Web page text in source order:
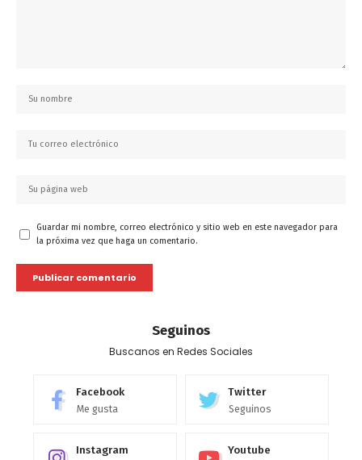
Guardar mi nombre, correo electrónico y sitio web en este navegador para
la próxima vez que haga un comentario.
Seguinos
Buscanos en Redes Sociales
Facebook
Me gusta
Twitter
Seguinos
Instagram Youtube